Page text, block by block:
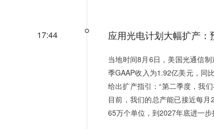
17:44 应用光电计划大幅扩产
当地时间8月6日，美国光通信
季GAAP收入为1.92亿美元，同
给出扩产指引：“第二季度，我
目前，我们的总产能已接近每
65万个单位，到2027年底进一